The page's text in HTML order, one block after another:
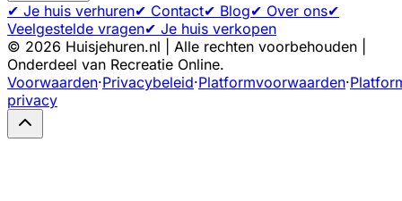
✔ Je huis verhuren✔ Contact✔ Blog✔ Over ons✔
Veelgestelde vragen✔ Je huis verkopen
© 2026 Huisjehuren.nl | Alle rechten voorbehouden |
Onderdeel van Recreatie Online.
Voorwaarden·Privacybeleid·Platformvoorwaarden·
privacy